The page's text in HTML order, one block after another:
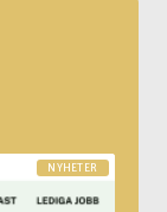
NYHETER